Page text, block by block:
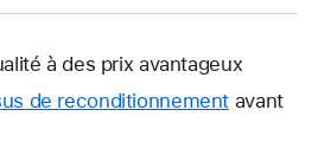
à des prix avantageux
de reconditionnement avant